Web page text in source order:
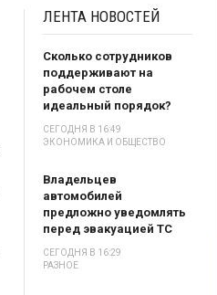
ЛЕНТА НОВОСТЕЙ
Сколько сотрудников
поддерживают на
рабочем столе
идеальный порядок?
СЕГОДНЯ В 16:49
ЭКОНОМИКА И ОБЩЕСТВО
Владельцев
автомобилей
предложно уведомлять
перед эвакуацией ТС
СЕГОДНЯ В 16:29
РАЗНОЕ